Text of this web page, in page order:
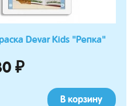
Devar Kids "Репка"
₽
В корзину